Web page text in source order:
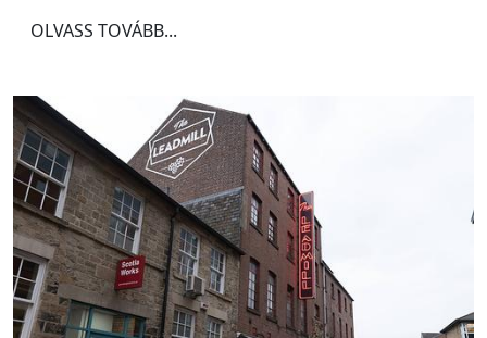
OLVASS TOVÁBB...